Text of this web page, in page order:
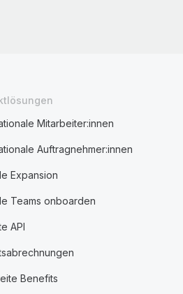
Mitarbeiter:innen
Auftragnehmer:innen
Expansion
Teams onboarden
API
Benefits